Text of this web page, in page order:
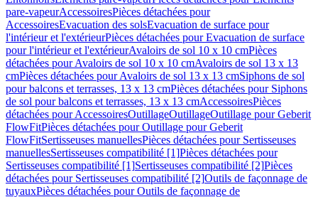
pare-vapeurAccessoiresPièces détachées pour
AccessoiresEvacuation des solsEvacuation de surface pour
l'intérieur et l'extérieurPièces détachées pour Evacuation de surface
pour l'intérieur et l'extérieurAvaloirs de sol 10 x 10 cmPièces
détachées pour Avaloirs de sol 10 x 10 cmAvaloirs de sol 13 x 13
cmPièces détachées pour Avaloirs de sol 13 x 13 cmSiphons de sol
pour balcons et terrasses, 13 x 13 cmPièces détachées pour Siphons
de sol pour balcons et terrasses, 13 x 13 cmAccessoiresPièces
détachées pour AccessoiresOutillageOutillageOutillage pour Geberit
FlowFitPièces détachées pour Outillage pour Geberit
FlowFitSertisseuses manuellesPièces détachées pour Sertisseuses
manuellesSertisseuses compatibilité [1]Pièces détachées pour
Sertisseuses compatibilité [1]Sertisseuses compatibilité [2]Pièces
détachées pour Sertisseuses compatibilité [2]Outils de façonnage de
tuyauxPièces détachées pour Outils de façonnage de